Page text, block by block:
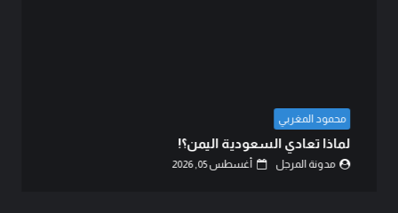
عبد الزهرة محمد الهنداوي
كربلاء.. انصال الكلمات..!
مدونة المرجل أغسطس 02, 2026